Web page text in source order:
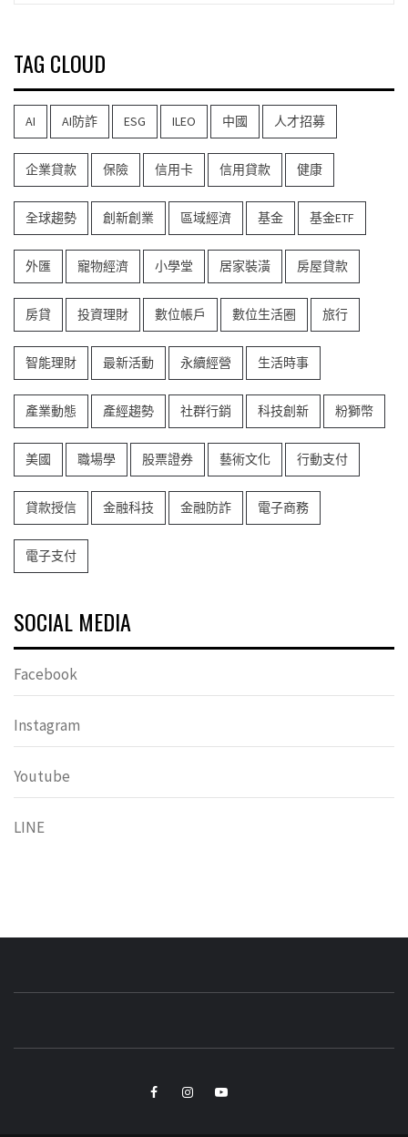
TAG CLOUD
AI AI防詐 ESG ILEO 中國 人才招募
企業貸款 保險 信用卡 信用貸款 健康
全球趨勢 創新創業 區域經濟 基金 基金ETF
外匯 寵物經濟 小學堂 居家裝潢 房屋貸款
房貸 投資理財 數位帳戶 數位生活圈 旅行
智能理財 最新活動 永續經營 生活時事
產業動態 產經趨勢 社群行銷 科技創新 粉獅幣
美國 職場學 股票證券 藝術文化 行動支付
貸款授信 金融科技 金融防詐 電子商務
電子支付
SOCIAL MEDIA
Facebook
Instagram
Youtube
LINE
小粉獅日常